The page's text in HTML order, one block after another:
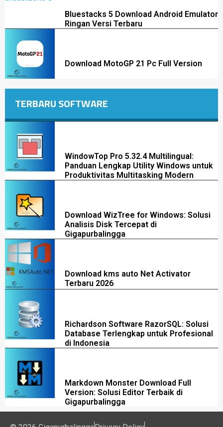
Bluestacks 5 Download Android Emulator
Ringan Versi Terbaru
Download MotoGP 21 Pc Full Version
TERBARU SOFTWARE
WindowTop Pro 5.32.4 Multilingual:
Panduan Lengkap Utility Windows untuk
Produktivitas Multitasking Modern
Download WizTree for Windows: Solusi
Analisis Disk Tercepat di
Gigapurbalingga
Download kms auto Net Activator
Terbaru 2026
Richardson Software RazorSQL: Solusi
Database Terlengkap untuk Profesional
di Indonesia
Markdown Monster Download Full
Version: Solusi Editor Terbaik di
Gigapurbalingga